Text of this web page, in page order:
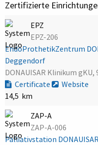
Zertifizierte
EPZ
EPZ-206
EndoProthetikZentrum
Deggendorf
DONAUISAR Klinikum
Certificate
Website
14,5 km
ZAP-A
ZAP-A-006
Palliativstation